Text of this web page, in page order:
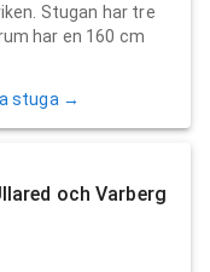
Stugan har tre
har en 160 cm
stuga →
och Varberg